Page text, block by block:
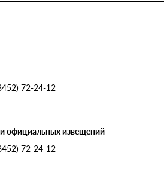
72-24-12
официальных извещений
72-24-12